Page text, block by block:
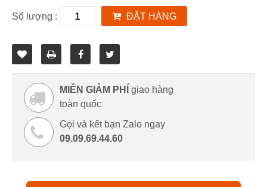
Số lượng : ĐẶT HÀNG
MIỄN GIẢM PHÍ
giao hàng
toàn quốc
Gọi và kết bạn Zalo ngay
09.09.69.44.60